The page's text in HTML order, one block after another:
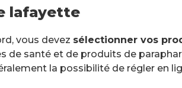
lafayette
vous devez sélectionner vos
de santé et de produits de
la possibilité de régler en